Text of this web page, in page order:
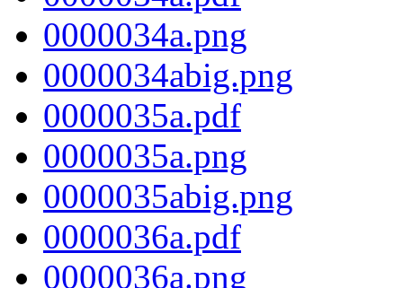
0000034a.png
0000034abig.png
0000035a.pdf
0000035a.png
0000035abig.png
0000036a.pdf
0000036a.png